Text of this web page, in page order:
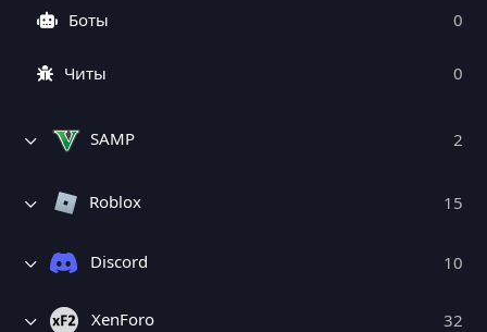
Боты 0
Читы 0
SAMP 2
Roblox 15
Discord 10
XenForo 32